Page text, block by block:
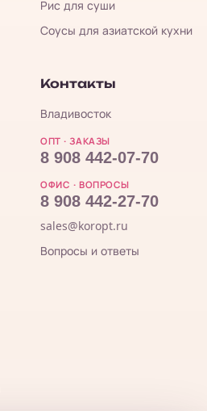
Рис для суши
Соусы для азиатской кухни
Контакты
Владивосток
ОПТ · ЗАКАЗЫ
8 908 442-07-70
ОФИС · ВОПРОСЫ
8 908 442-27-70
sales@koropt.ru
Вопросы и ответы